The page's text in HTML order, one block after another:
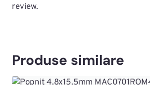
review.
Produse similare